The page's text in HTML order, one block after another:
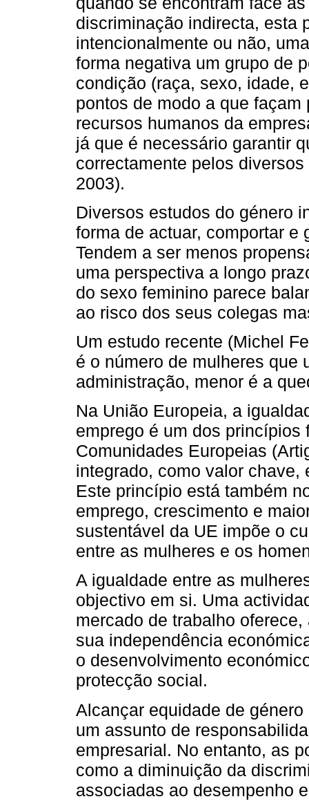
discriminação indirecta, esta
intencionalmente ou não,
forma negativa um grupo de
condição (raça, sexo, idade,
pontos de modo a que
recursos humanos da
já que é necessário garantir
correctamente pelos
2003).
Diversos estudos do género
forma de actuar, comportar e
Tendem a ser menos
uma perspectiva a longo
do sexo feminino parece
ao risco dos seus colegas
Um estudo recente (Michel
é o número de mulheres que
administração, menor é a
Na União Europeia, a
emprego é um dos
Comunidades Europeias
integrado, como valor
Este princípio está também
emprego, crescimento e
sustentável da UE impõe o
entre as mulheres e os
A igualdade entre as
objectivo em si. Uma
mercado de trabalho
sua independência
o desenvolvimento
protecção social.
Alcançar equidade de
um assunto de
empresarial. No entanto, as
como a diminuição da
associadas ao desempenho